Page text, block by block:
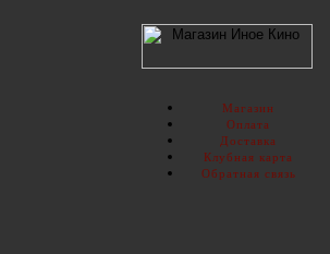
Магазин
Оплата
Доставка
Клубная карта
Обратная связь